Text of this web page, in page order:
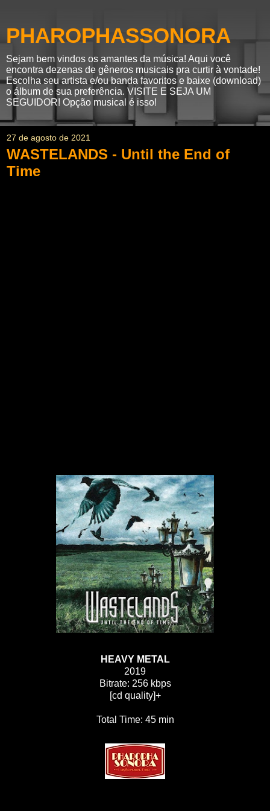
PHAROPHASSONORA
Sejam bem vindos os amantes da música! Aqui você
encontra dezenas de gêneros musicais pra curtir à vontade!
Escolha seu artista e/ou banda favoritos e baixe (download)
o álbum de sua preferência. VISITE E SEJA UM
SEGUIDOR! Opção musical é isso!
27 de agosto de 2021
WASTELANDS - Until the End of
Time
HEAVY METAL
2019
Bitrate: 256 kbps
[cd quality]+
Total Time: 45 min